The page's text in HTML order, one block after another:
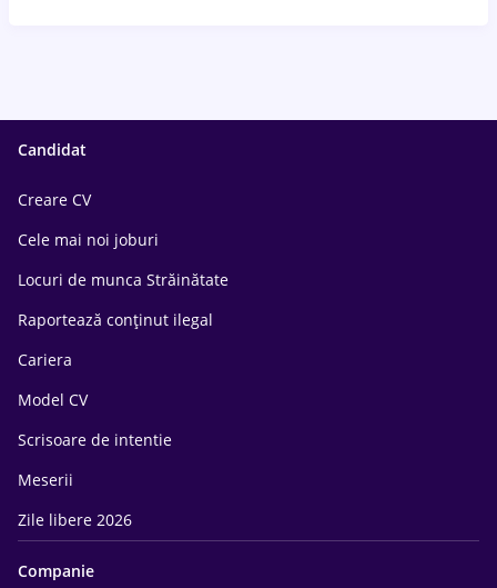
Candidat
Creare CV
Cele mai noi joburi
Locuri de munca Străinătate
Raportează conținut ilegal
Cariera
Model CV
Scrisoare de intentie
Meserii
Zile libere 2026
Companie